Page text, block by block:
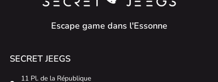
Escape game dans l'Essonne
SECRET JEEGS
11 Pl. de la République